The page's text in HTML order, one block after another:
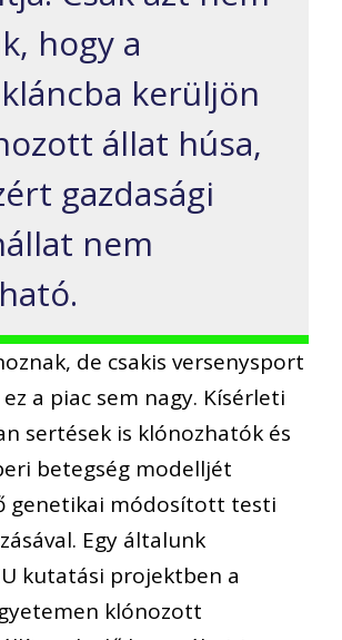
hogy a
kerüljön
állat húsa,
gazdasági
nem
de csakis versenysport
a piac sem nagy. Kísérleti
sertések is klónozhatók és
betegség modelljét
genetikai módosított testi
Egy általunk
kutatási projektben a
klónozott